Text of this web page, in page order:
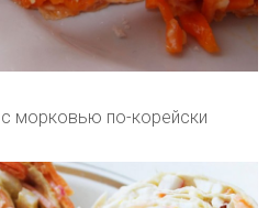
морковью по-корейски